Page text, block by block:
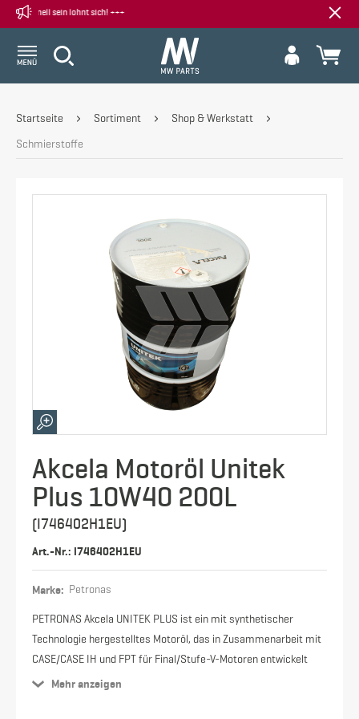
Schnell sein lohnt sich! +++
Startseite Sortiment Shop & Werkstatt
Schmierstoffe
Akcela Motoröl Unitek
Plus 10W40 200L
(I746402H1EU)
Art.-Nr.: I746402H1EU
Marke: Petronas
PETRONAS Akcela UNITEK PLUS ist ein mit synthetischer
Technologie hergestelltes Motoröl, das in Zusammenarbeit mit
CASE/CASE IH und FPT für Final/Stufe-V-Motoren entwickelt
wurde, die mit einem HIeSCR2-System, einem Common-Rail-
Mehr anzeigen